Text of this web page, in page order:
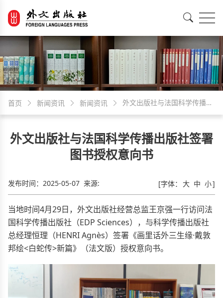
首页 新闻资讯 新闻资讯 外文出版社与法国科学传播出
外文出版社与法国科学传播出版社签署
图书授权意向书
发布时间： 2025-05-07 来源: [字体： 大 中 小]
当地时间4月29日，外文出版社经营总监王京强一行访问法
国科学传播出版社（EDP Sciences），与科学传播出版社
总经理恒理（HENRI Agnès）签署《画里话外三生缘·戴敦
邦绘<白蛇传>新篇》（法文版）授权意向书。